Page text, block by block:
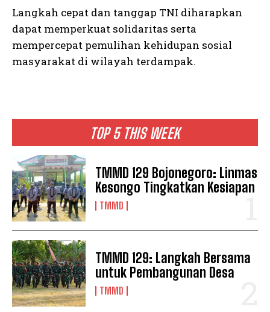
TOP 5 THIS WEEK
TMMD 129 Bojonegoro: Linmas
Kesongo Tingkatkan Kesiapan
TMMD
TMMD 129: Langkah Bersama
untuk Pembangunan Desa
TMMD
Langkah cepat dan tanggap TNI diharapkan
dapat memperkuat solidaritas serta
mempercepat pemulihan kehidupan sosial
masyarakat di wilayah terdampak.